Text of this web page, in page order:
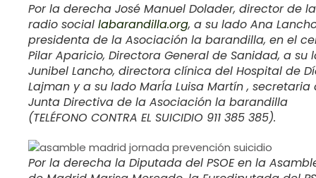
Por la derecha José Manuel Dolader, director de la
radio social labarandilla.org, a su lado Ana
presidenta de la Asociación la barandilla, en el
Pilar Aparicio, Directora General de Sanidad, a su
Junibel Lancho, directora clínica del Hospital de
Lajman y a su lado MarÍa Luisa Martín , secretaria
Junta Directiva de la Asociación la barandilla
(TELÉFONO CONTRA EL SUICIDIO 911 385 385).
Por la derecha la Diputada del PSOE en la